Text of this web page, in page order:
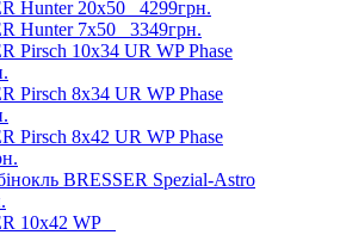
Hunter 20x50 4299грн.
Hunter 7x50 3349грн.
Pirsch 10x34 UR WP Phase
Pirsch 8x34 UR WP Phase
Pirsch 8x42 UR WP Phase
BRESSER Spezial-Astro
10x42 WP